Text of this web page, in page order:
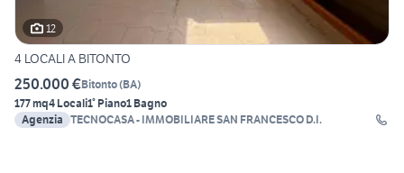
12
4 LOCALI A BITONTO
250.000 €Bitonto(BA)
177 mq4 Locali1° Piano1 Bagno
Agenzia TECNOCASA - IMMOBILIARE SAN FRANCESCO D.I.